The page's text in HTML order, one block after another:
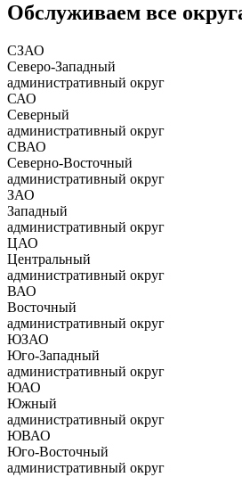
Обслуживаем все
СЗАО
Северо-Западный
административный округ
САО
Северный
административный округ
СВАО
Северно-Восточный
административный округ
ЗАО
Западный
административный округ
ЦАО
Центральный
административный округ
ВАО
Восточный
административный округ
ЮЗАО
Юго-Западный
административный округ
ЮАО
Южный
административный округ
ЮВАО
Юго-Восточный
административный округ